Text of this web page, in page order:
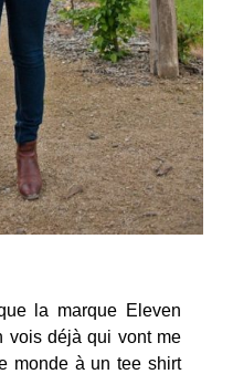
la marque Eleven
vois déjà qui vont me
monde à un tee shirt